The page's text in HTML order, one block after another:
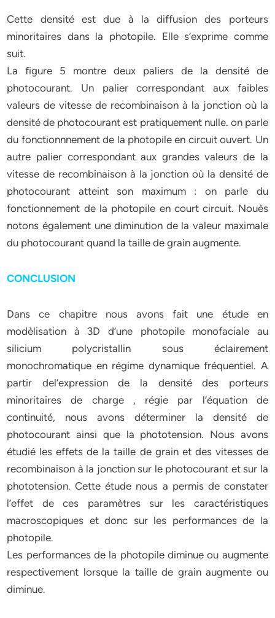
Cette densité est due à la diffusion des porteurs
minoritaires dans la photopile. Elle s’exprime comme
suit.
La figure 5 montre deux paliers de la densité de
photocourant. Un palier correspondant aux faibles
valeurs de vitesse de recombinaison à la jonction où la
densité de photocourant est pratiquement nulle. on parle
du fonctionnnement de la photopile en circuit ouvert. Un
autre palier correspondant aux grandes valeurs de la
vitesse de recombinaison à la jonction où la densité de
photocourant atteint son maximum : on parle du
fonctionnement de la photopile en court circuit. Nouès
notons également une diminution de la valeur maximale
du photocourant quand la taille de grain augmente.
CONCLUSION
Dans ce chapitre nous avons fait une étude en
modèlisation à 3D d’une photopile monofaciale au
silicium polycristallin sous éclairement
monochromatique en régime dynamique fréquentiel. A
partir del’expression de la densité des porteurs
minoritaires de charge , régie par l’équation de
continuité, nous avons déterminer la densité de
photocourant ainsi que la phototension. Nous avons
étudié les effets de la taille de grain et des vitesses de
recombinaison à la jonction sur le photocourant et sur la
phototension. Cette étude nous a permis de constater
l’effet de ces paramètres sur les caractéristiques
macroscopiques et donc sur les performances de la
photopile.
Les performances de la photopile diminue ou augmente
respectivement lorsque la taille de grain augmente ou
diminue.